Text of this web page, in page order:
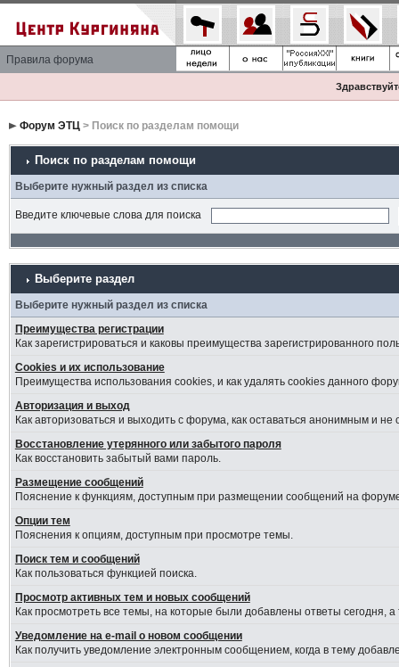
Правила форума
Форум ЭТЦ> Поиск по разделам помощи
Поиск по разделам помощи
Выберите нужный раздел из списка
Введите ключевые слова для поиска
Выберите раздел
Выберите нужный раздел из списка
Преимущества регистрации
Как зарегистрироваться и каковы преимущества зарегистрированного
Cookies и их использование
Преимущества использования cookies, и как удалять cookies данного
Авторизация и выход
Как авторизоваться и выходить с форума, как оставаться анонимным и
Восстановление утерянного или забытого пароля
Как восстановить забытый вами пароль.
Размещение сообщений
Пояснение к функциям, доступным при размещении сообщений на
Опции тем
Пояснения к опциям, доступным при просмотре темы.
Поиск тем и сообщений
Как пользоваться функцией поиска.
Просмотр активных тем и новых сообщений
Как просмотреть все темы, на которые были добавлены ответы сегодня,
Уведомление на е-mail о новом сообщении
Как получить уведомление электронным сообщением, когда в тему